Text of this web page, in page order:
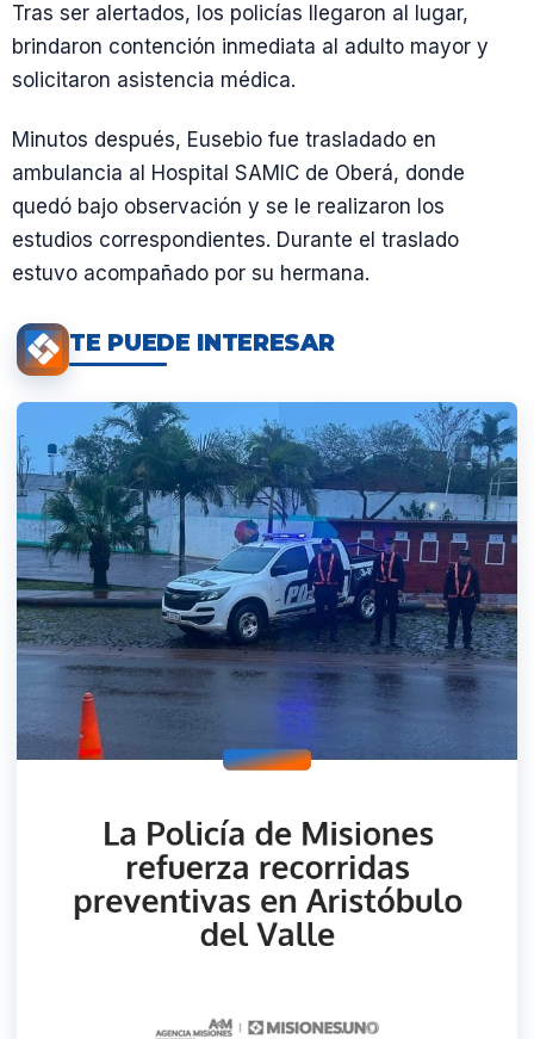
Tras ser alertados, los policías llegaron al lugar,
brindaron contención inmediata al adulto mayor y
solicitaron asistencia médica.
Minutos después, Eusebio fue trasladado en
ambulancia al Hospital SAMIC de Oberá, donde
quedó bajo observación y se le realizaron los
estudios correspondientes. Durante el traslado
estuvo acompañado por su hermana.
TE PUEDE INTERESAR